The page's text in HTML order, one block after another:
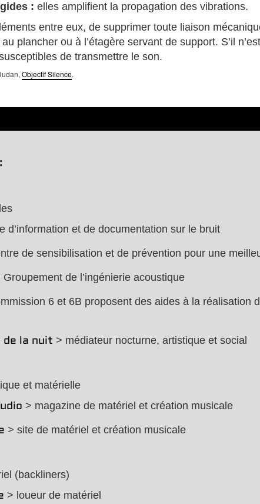
: elles amplifient la propagation des vibrations.
entre eux, de supprimer toute liaison
plancher ou à l’étagère servant de support. S’il
de transmettre le son.
Objectif Silence.
d’information et de documentation sur le bruit
de sensibilisation et de prévention pour une
Groupement de l’ingénierie acoustique
6 et 6B proposent des aides à la réalisation
de la nuit > médiateur nocturne, artistique et social
et matérielle
> magazine de matériel et création musicale
> site de matériel et création musicale
(backliners)
> loueur de matériel